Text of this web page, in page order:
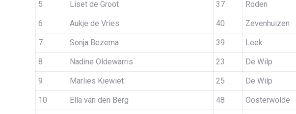
5 Liset de Groot 37 Roden
6 Aukje de Vries 40 Zevenhuizen
7 Sonja Bezema 39 Leek
8 Nadine Oldewarris 23 De Wilp
9 Marlies Kiewiet 25 De Wilp
10 Ella van den Berg 48 Oosterwolde